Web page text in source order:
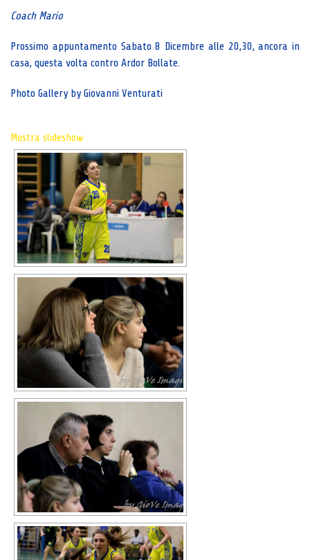
Coach Mario
Prossimo appuntamento Sabato 8 Dicembre alle 20,30, ancora in
casa, questa volta contro Ardor Bollate.
Photo Gallery by Giovanni Venturati
Mostra slideshow